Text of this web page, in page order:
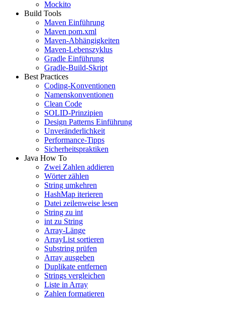
Mockito
Build Tools
Maven Einführung
Maven pom.xml
Maven-Abhängigkeiten
Maven-Lebenszyklus
Gradle Einführung
Gradle-Build-Skript
Best Practices
Coding-Konventionen
Namenskonventionen
Clean Code
SOLID-Prinzipien
Design Patterns Einführung
Unveränderlichkeit
Performance-Tipps
Sicherheitspraktiken
Java How To
Zwei Zahlen addieren
Wörter zählen
String umkehren
HashMap iterieren
Datei zeilenweise lesen
String zu int
int zu String
Array-Länge
ArrayList sortieren
Substring prüfen
Array ausgeben
Duplikate entfernen
Strings vergleichen
Liste in Array
Zahlen formatieren